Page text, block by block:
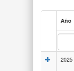
Año
2025